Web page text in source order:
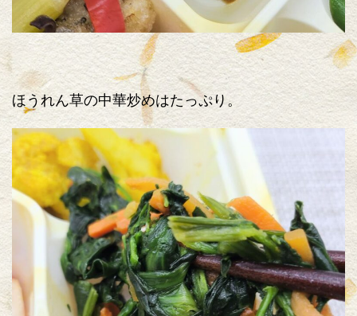
ほうれん草の中華炒めはたっぷり。